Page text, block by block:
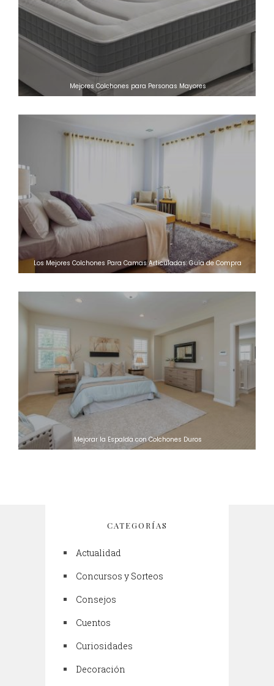
Mejores Colchones para Personas Mayores
Los Mejores Colchones Para Camas Articuladas: Guía de Compra
Mejorar la Espalda con Colchones Duros
CATEGORÍAS
Actualidad
Concursos y Sorteos
Consejos
Cuentos
Curiosidades
Decoración